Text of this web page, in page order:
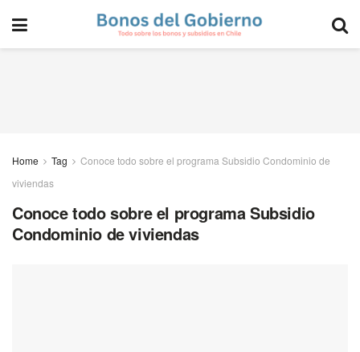
Home Tag
Conoce todo sobre el programa Subsidio Condominio de
viviendas
Conoce todo sobre el programa Subsidio
Condominio de viviendas